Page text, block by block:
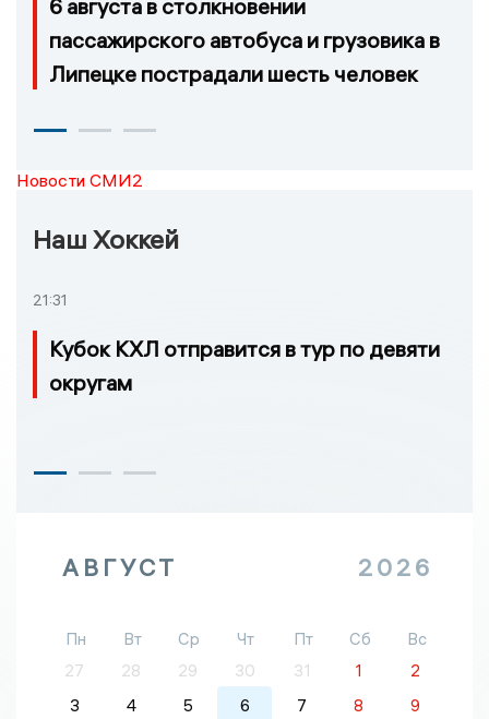
6 августа в столкновении
пассажирского автобуса и грузовика в
Липецке пострадали шесть человек
Новости СМИ2
Наш Хоккей
21:31
Кубок КХЛ отправится в тур по девяти
округам
АВГУСТ 2026
Пн Вт Ср Чт Пт Сб
Вс
27
28 29 30 31 1
2
3
4 5 6 7 8
9